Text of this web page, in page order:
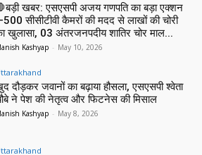
खबर: एसएसपी अजय गणपति का बड़ा एक्शन
सीसीटीवी कैमरों की मदद से लाखों की चोरी
खुलासा, 03 अंतरजनपदीय शातिर चोर माल...
Kashyap - May 10, 2026
दौड़कर जवानों का बढ़ाया हौसला, एसएसपी श्वेता
ने पेश की नेतृत्व और फिटनेस की मिसाल
Kashyap - May 8, 2026